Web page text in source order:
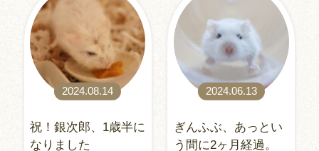
2024.08.14
祝！銀次郎、1歳半に
なりました
2024.06.13
ぎんふぶ、あっとい
う間に2ヶ月経過。